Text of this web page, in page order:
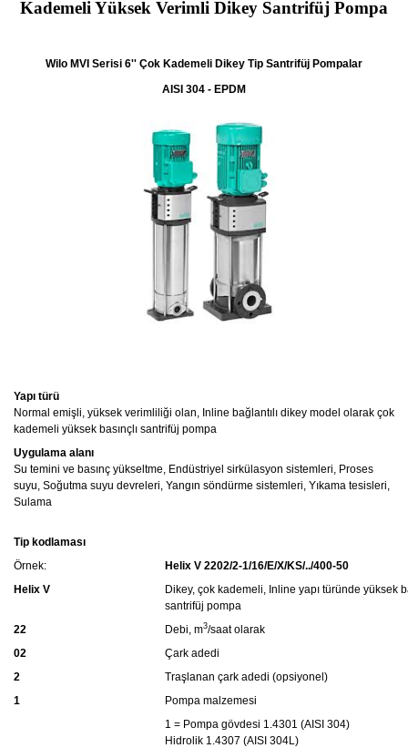
Kademeli Yüksek Verimli Dikey Santrifüj Pompa
Wilo MVI Serisi 6'' Çok Kademeli Dikey Tip Santrifüj Pompalar
AISI 304 - EPDM
Yapı türü
Normal emişli, yüksek verimliliği olan, Inline bağlantılı dikey model olarak çok
kademeli yüksek basınçlı santrifüj pompa
Uygulama alanı
Su temini ve basınç yükseltme, Endüstriyel sirkülasyon sistemleri, Proses
suyu, Soğutma suyu devreleri, Yangın söndürme sistemleri, Yıkama tesisleri,
Sulama
Tip kodlaması
Örnek:
Helix V 2202/2-1/16/E/X/KS/../400-50
Helix V
Dikey, çok kademeli, Inline yapı türünde yüksek
santrifüj pompa
22
Debi, m3/saat olarak
02
Çark adedi
2
Traşlanan çark adedi (opsiyonel)
1
Pompa malzemesi
1 = Pompa gövdesi 1.4301 (AISI 304)
Hidrolik 1.4307 (AISI 304L)